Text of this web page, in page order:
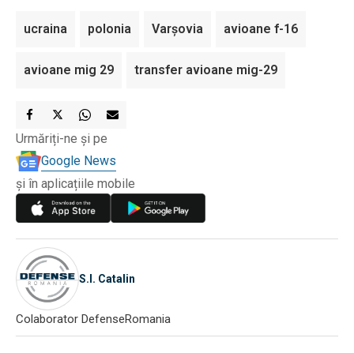
ucraina polonia Varşovia avioane f-16
avioane mig 29 transfer avioane mig-29
Urmăriți-ne și pe
Google News
și în aplicațiile mobile
S.I. Catalin
Colaborator DefenseRomania